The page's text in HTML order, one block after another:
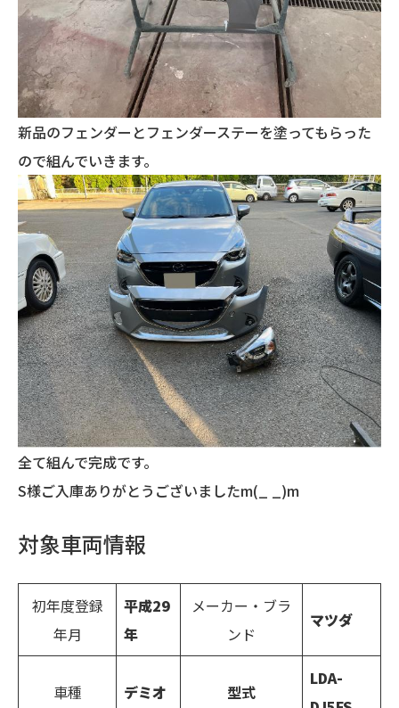
新品のフェンダーとフェンダーステーを塗ってもらった
ので組んでいきます。
全て組んで完成です。
S様ご入庫ありがとうございましたm(_ _)m
対象車両情報
初年度登録
年月
平成29
年
メーカー・ブラ
ンド
マツダ
車種 デミオ 型式
LDA-